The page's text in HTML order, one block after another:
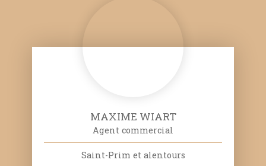
MAXIME WIART
Agent commercial
Saint-Prim et alentours